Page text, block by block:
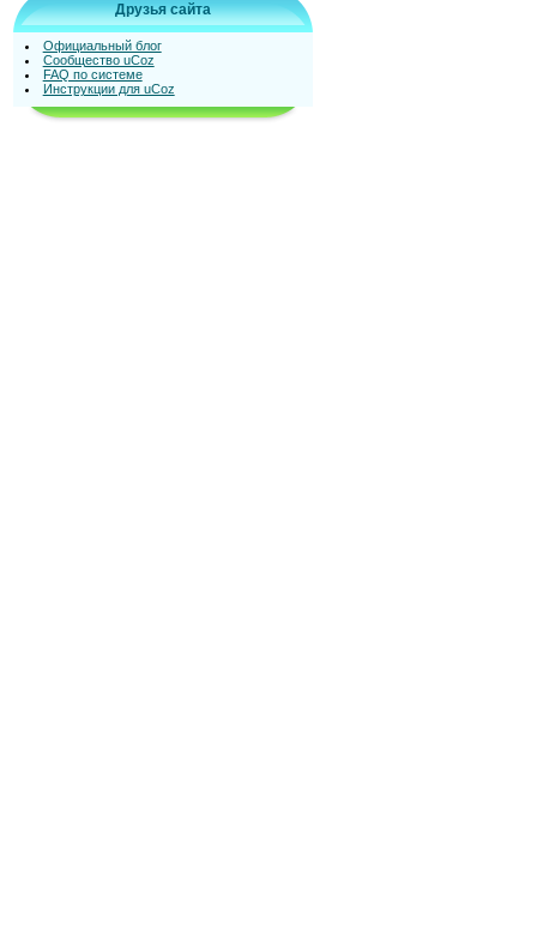
Друзья сайта
Официальный блог
Сообщество uCoz
FAQ по системе
Инструкции для uCoz